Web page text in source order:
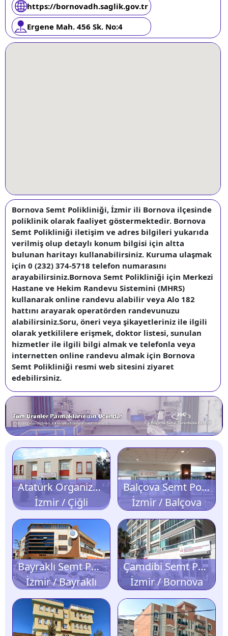
https://bornovadh.saglik.gov.tr
Ergene Mah. 456 Sk. No:4
Bornova Semt Polikliniği, İzmir ili Bornova ilçesinde
poliklinik olarak faaliyet göstermektedir. Bornova
Semt Polikliniği iletişim ve adres bilgileri yukarıda
verilmiş olup detaylı konum bilgisi için altta
bulunan haritayı kullanabilirsiniz. Kuruma ulaşmak
için 0 (232) 374-5718 telefon numarasını
arayabilirsiniz.Bornova Semt Polikliniği için Merkezi
Hastane ve Hekim Randevu Sistemini (MHRS)
kullanarak online randevu alabilir veya Alo 182
hattını arayarak operatörden randevunuzu
alabilirsiniz.Soru, öneri veya şikayetleriniz ile ilgili
olarak yetkililere erişmek, doktor listesi, sunulan
hizmetler ile ilgili bilgi almak ve telefonla veya
internetten online randevu almak için Bornova
Semt Polikliniği resmi web sitesini ziyaret
edebilirsiniz.
Atatürk Organize Sanayi Bölgesi Semt Polikliniği
İzmir / Çiğli
Balçova Semt Polikliniği
İzmir / Balçova
Bayraklı Semt Polikliniği
İzmir / Bayraklı
Çamdibi Semt Polikliniği
İzmir / Bornova